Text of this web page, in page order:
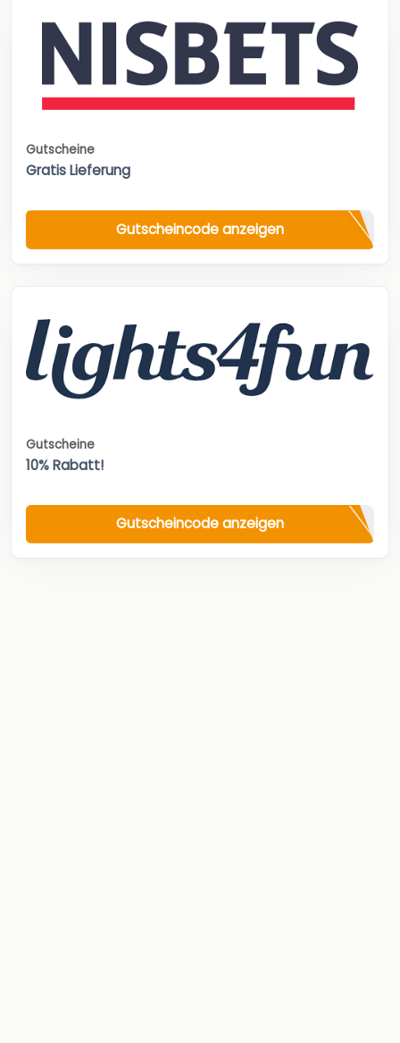
Gutscheine
Gratis Lieferung
Gutscheincode anzeigen
Gutscheine
10% Rabatt!
Gutscheincode anzeigen